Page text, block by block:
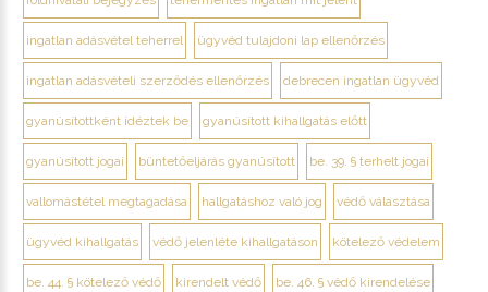
ingatlan adásvétel teherrel ügyvéd tulajdoni lap ellenőrzés
ingatlan adásvételi szerződés ellenőrzés debrecen ingatlan ügyvéd
gyanúsítottként idéztek be gyanúsított kihallgatás előtt
gyanúsított jogai büntetőeljárás gyanúsított be. 39. § terhelt jogai
vallomástétel megtagadása hallgatáshoz való jog védő választása
ügyvéd kihallgatás védő jelenléte kihallgatáson kötelező védelem
be. 44. § kötelező védő kirendelt védő be. 46. § védő kirendelése